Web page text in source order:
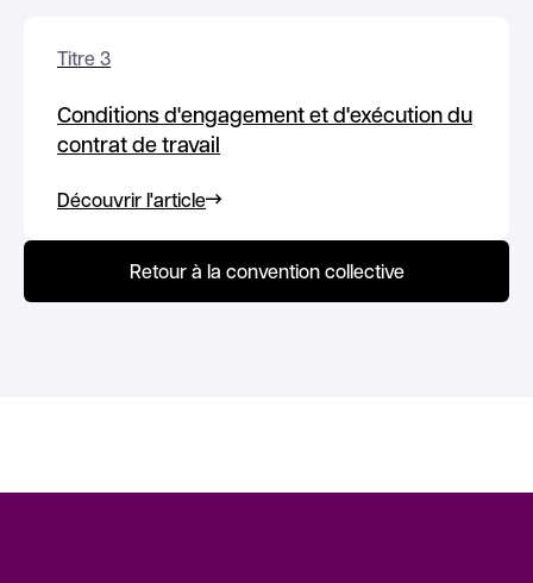
Titre 3
Conditions d'engagement et d'exécution du
contrat de travail
Découvrir l'article
Retour à la convention collective